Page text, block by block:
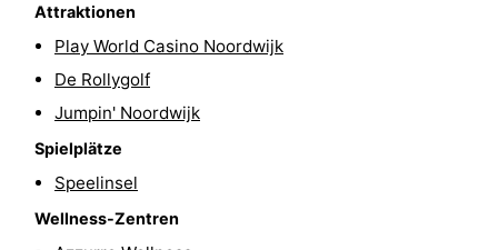
Radfahren
Wandern
Reiten
Golfplatze
Attraktionen
Play World Casino Noordwijk
De Rollygolf
Jumpin' Noordwijk
Spielplätze
Speelinsel
Wellness-Zentren